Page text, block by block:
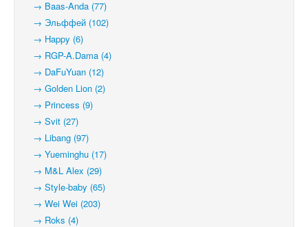
→ Baas-Anda (77)
→ Эльффей (102)
→ Happy (6)
→ RGP-A.Dama (4)
→ DaFuYuan (12)
→ Golden Lion (2)
→ Princess (9)
→ Svit (27)
→ Libang (97)
→ Yueminghu (17)
→ M&L Alex (29)
→ Style-baby (65)
→ Wei Wei (203)
→ Roks (4)